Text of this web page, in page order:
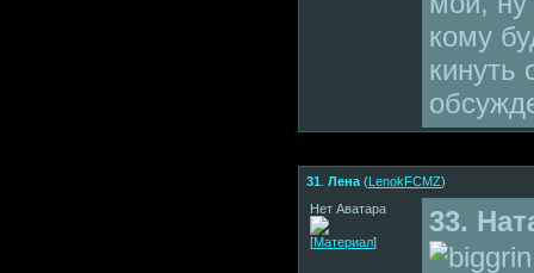
кому
кинуть
31 Лена ( LenokFCMZ)
Нет Аватара
[Материал]
33.